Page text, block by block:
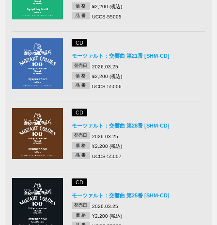
価 格 ¥2,200 (税込)
品 番 UCCS-55005
CD
モーツァルト：交響曲 第21番 [SHM-CD]
発売日 2026.03.25
価 格 ¥2,200 (税込)
品 番 UCCS-55006
CD
モーツァルト：交響曲 第28番 [SHM-CD]
発売日 2026.03.25
価 格 ¥2,200 (税込)
品 番 UCCS-55007
CD
モーツァルト：交響曲 第25番 [SHM-CD]
発売日 2026.03.25
価 格 ¥2,200 (税込)